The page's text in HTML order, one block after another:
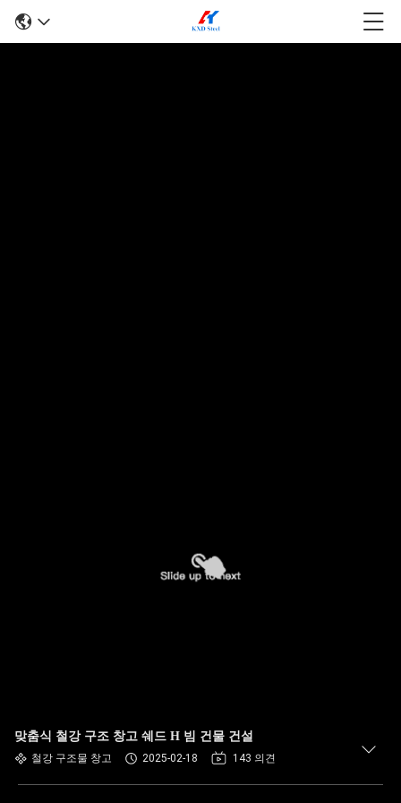
맞춤식 철강 구조 창고 쉐드 H 빔 건물 건설
철강 구조물 창고 2025-02-18 143 의견